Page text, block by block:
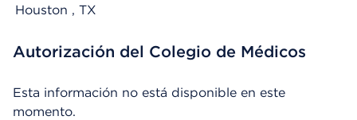
Houston , TX
Autorización del Colegio de Médicos
Esta información no está disponible en este
momento.